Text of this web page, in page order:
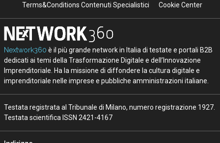
Terms&Conditions Contenuti Specialistici
Cookie Center
Nextwork360 è il più grande network in Italia di testate e portali B2B
dedicati ai temi della Trasformazione Digitale e dell’Innovazione
Imprenditoriale. Ha la missione di diffondere la cultura digitale e
imprenditoriale nelle imprese e pubbliche amministrazioni italiane.
Testata registrata al Tribunale di Milano, numero registrazione 1927.
Testata scientifica ISSN 2421-4167